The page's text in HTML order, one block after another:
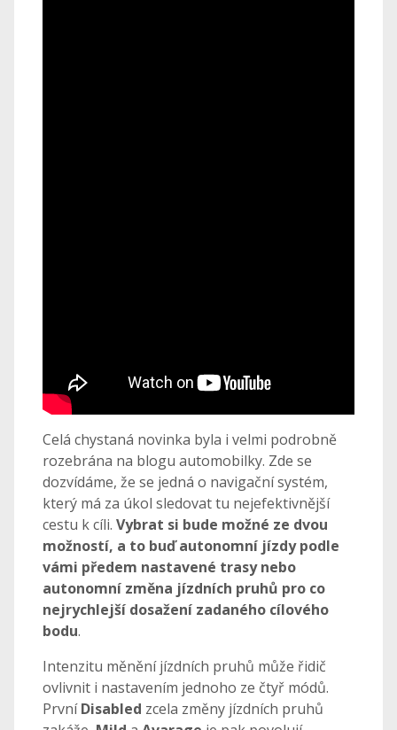
Celá chystaná novinka byla i velmi podrobně
rozebrána na blogu automobilky. Zde se
dozvídáme, že se jedná o navigační systém,
který má za úkol sledovat tu nejefektivnější
cestu k cíli. Vybrat si bude možné ze dvou
možností, a to buď autonomní jízdy podle
vámi předem nastavené trasy nebo
autonomní změna jízdních pruhů pro co
nejrychlejší dosažení zadaného cílového
bodu.
Intenzitu měnění jízdních pruhů může řidič
ovlivnit i nastavením jednoho ze čtyř módů.
PrvníDisabled zcela změny jízdních pruhů